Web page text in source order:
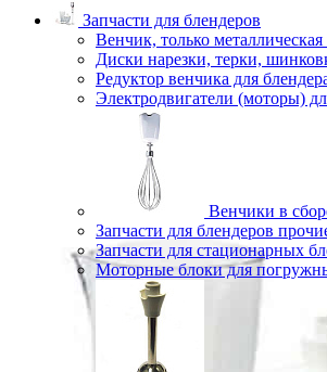
Запчасти для блендеров
Венчик, только металлическая
Диски нарезки, терки,
Редуктор венчика для
Электродвигатели (моторы)
Венчики в
Запчасти для блендеров
Запчасти для стационарных
Моторные блоки для